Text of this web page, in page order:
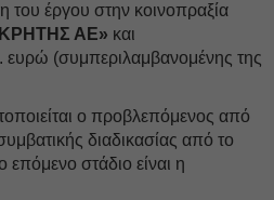
του έργου στην κοινοπραξία
ΑΕ» και
(συμπεριλαμβανομένης της
ο προβλεπόμενος από
διαδικασίας από το
επόμενο στάδιο είναι η